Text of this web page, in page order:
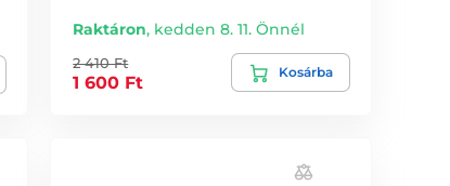
Raktáron, kedden 8. 11. Önnél
2 410 Ft
1 600 Ft
Kosárba